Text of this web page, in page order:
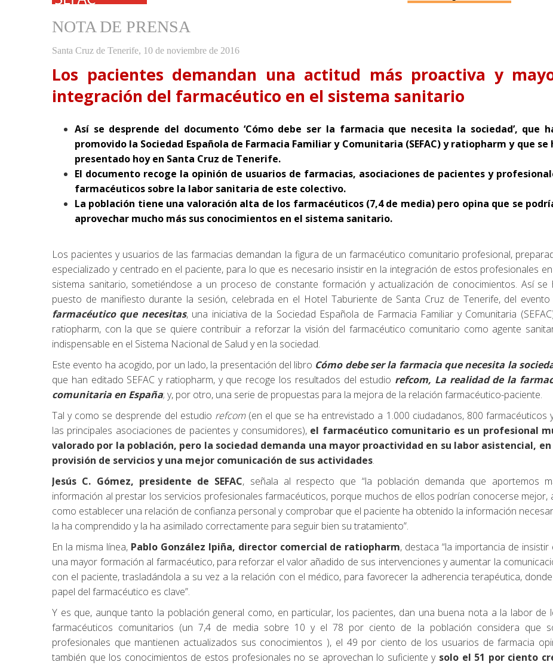
la
navegación
NOTA DE PRENSA
Santa Cruz de Tenerife, 10 de noviembre de 2016
Los pacientes demandan una actitud más proactiva y
integración del farmacéutico en el sistema sanitario
Así se desprende del documento ‘Cómo debe ser la farmacia que necesita la sociedad’, que
promovido la Sociedad Española de Farmacia Familiar y Comunitaria (SEFAC) y ratiopharm y que se
presentado hoy en Santa Cruz de Tenerife.
El documento recoge la opinión de usuarios de farmacias, asociaciones de pacientes y
farmacéuticos sobre la labor sanitaria de este colectivo.
La población tiene una valoración alta de los farmacéuticos (7,4 de media) pero opina que se
aprovechar mucho más sus conocimientos en el sistema sanitario.
Los pacientes y usuarios de las farmacias demandan la figura de un farmacéutico comunitario profesional,
especializado y centrado en el paciente, para lo que es necesario insistir en la integración de estos profesionales
sistema sanitario, sometiéndose a un proceso de constante formación y actualización de conocimientos. Así se
puesto de manifiesto durante la sesión, celebrada en el Hotel Taburiente de Santa Cruz de Tenerife, del evento
farmacéutico que necesitas, una iniciativa de la Sociedad Española de Farmacia Familiar y Comunitaria
ratiopharm, con la que se quiere contribuir a reforzar la visión del farmacéutico comunitario como agente
indispensable en el Sistema Nacional de Salud y en la sociedad.
Este evento ha acogido, por un lado, la presentación del libro Cómo debe ser la farmacia que necesita la
que han editado SEFAC y ratiopharm, y que recoge los resultados del estudio refcom, La realidad de la
comunitaria en España; y, por otro, una serie de propuestas para la mejora de la relación farmacéutico-paciente.
Tal y como se desprende del estudio refcom(en el que se ha entrevistado a 1.000 ciudadanos, 800 farmacéuticos
las principales asociaciones de pacientes y consumidores), el farmacéutico comunitario es un profesional
valorado por la población, pero la sociedad demanda una mayor proactividad en su labor asistencial, en
provisión de servicios y una mejor comunicación de sus actividades.
Jesús C. Gómez, presidente de SEFAC, señala al respecto que “la población demanda que aportemos
información al prestar los servicios profesionales farmacéuticos, porque muchos de ellos podrían conocerse mejor,
como establecer una relación de confianza personal y comprobar que el paciente ha obtenido la información
la ha comprendido y la ha asimilado correctamente para seguir bien su tratamiento”.
En la misma línea, Pablo González Ipiña, director comercial de ratiopharm, destaca “la importancia de insistir
una mayor formación al farmacéutico, para reforzar el valor añadido de sus intervenciones y aumentar la
con el paciente, trasladándola a su vez a la relación con el médico, para favorecer la adherencia terapéutica,
papel del farmacéutico es clave”.
Y es que, aunque tanto la población general como, en particular, los pacientes, dan una buena nota a la labor de
farmacéuticos comunitarios (un 7,4 de media sobre 10 y el 78 por ciento de la población considera que
profesionales que mantienen actualizados sus conocimientos ), el 49 por ciento de los usuarios de farmacia
también que los conocimientos de estos profesionales no se aprovechan lo suficiente y solo el 51 por ciento